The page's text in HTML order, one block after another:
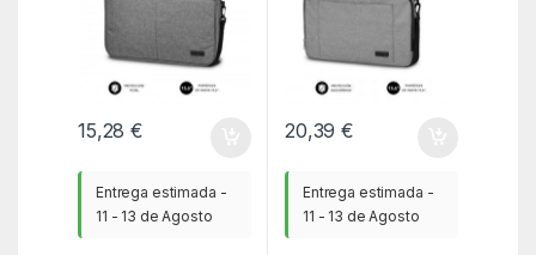
15,28€
Entrega estimada -
11 - 13 de Agosto
20,39€
Entrega estimada -
11 - 13 de Agosto